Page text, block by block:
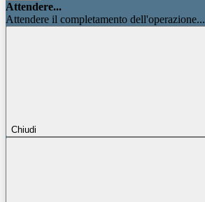
Attendere...
Attendere il completamento dell'operazione...
Chiudi